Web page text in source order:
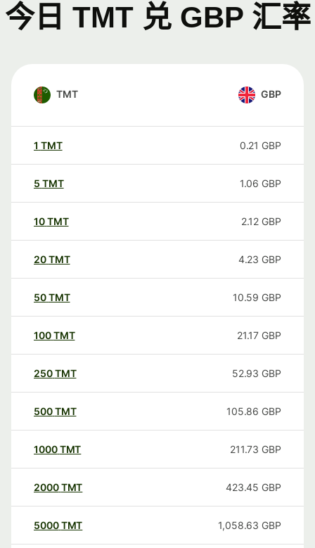
今日 TMT 兑 GBP 汇率
TMT GBP
1 TMT 0.21 GBP
5 TMT 1.06 GBP
10TMT 2.12 GBP
20TMT 4.23 GBP
50TMT 10.59 GBP
100TMT 21.17 GBP
250TMT 52.93 GBP
500TMT 105.86 GBP
1000TMT 211.73 GBP
2000TMT 423.45 GBP
5000TMT 1,058.63 GBP